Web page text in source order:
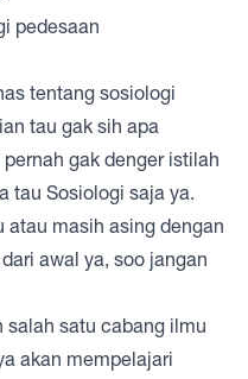
pedesaan
tentang sosiologi
tau gak sih apa
gak denger istilah
tau Sosiologi saja ya.
atau masih asing dengan
awal ya, soo jangan
salah satu cabang ilmu
akan mempelajari